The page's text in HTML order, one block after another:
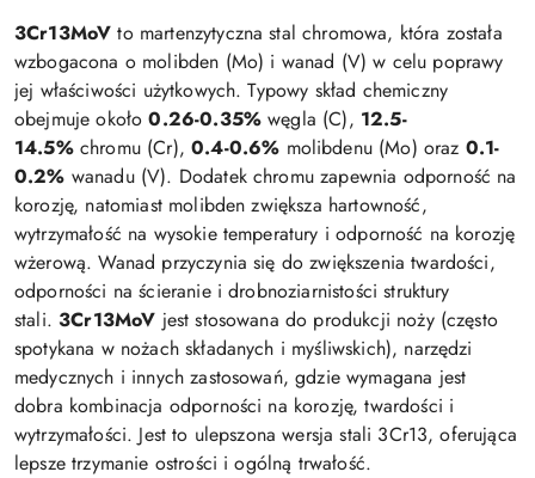
3Cr13MoV to martenzytyczna stal chromowa, która została
wzbogacona o molibden (Mo) i wanad (V) w celu poprawy
jej właściwości użytkowych. Typowy skład chemiczny
obejmuje około0.26-0.35% węgla (C), 12.5-
14.5%chromu (Cr),0.4-0.6% molibdenu (Mo) oraz 0.1-
0.2% wanadu (V). Dodatek chromu zapewnia odporność na
korozję, natomiast molibden zwiększa hartowność,
wytrzymałość na wysokie temperatury i odporność na korozję
wżerową. Wanad przyczynia się do zwiększenia twardości,
odporności na ścieranie i drobnoziarnistości struktury
stali.3Cr13MoV jest stosowana do produkcji noży (często
spotykana w nożach składanych i myśliwskich), narzędzi
medycznych i innych zastosowań, gdzie wymagana jest
dobra kombinacja odporności na korozję, twardości i
wytrzymałości. Jest to ulepszona wersja stali 3Cr13, oferująca
lepsze trzymanie ostrości i ogólną trwałość.